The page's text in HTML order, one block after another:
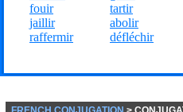
fouir
jaillir
raffermir
tartir
abolir
défléchir